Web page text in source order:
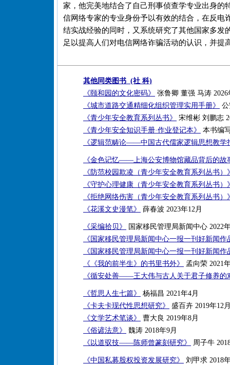
家，他完美地结合了自己刑事侦查学专业出身
信网络专家的专业身份予以有效的结合，在反
结实战经验的同时，又系统研究了其他国家多
足以提高人们对电信网络诈骗活动的认识，并提
其他同类图书 (社 科)
《颐和园的文化密码》
张鲁卿 董强 马涛 2026
《城市道路交通精细化组织管理实用手册》
《青少年安全教育系列丛书》
宋维彬 刘鹏志
《青少年安全知识手册·作业登记本》
本书编
《逻辑范畴论——中国古代儒家逻辑思想教学
《金色记忆——上海公安博物馆藏品背后的故
《防范校园欺凌（青少年安全教育系列丛书）
《守护心理健康（青少年安全教育系列丛书）
《拒绝网络伤害（青少年安全教育系列丛书）
《花溪文史漫笔》
薛春波 2023年12月
《采编拾贝》
国家移民管理局新闻中心 2022
《国家移民管理局新闻中心一报一刊好新闻作
《国家移民管理局新闻中心一报一刊好新闻作
《《我的前半生》的书里书外》
孟向荣 2021
《循安处善——王大伟与古人关于君子修养的
《哲思人生七篇》
杨福昌 2021年4月
《卡夫卡现代性思想研究》
盛百卉 2019年12
《文学艺术笔谈》
曹大良 2019年8月
《俗谚法意》
魏涛 2018年9月
《以道驭技——陈师曾篆刻研究》
周子牛
《中国私募股权投资发展研究》
刘甲求 2018